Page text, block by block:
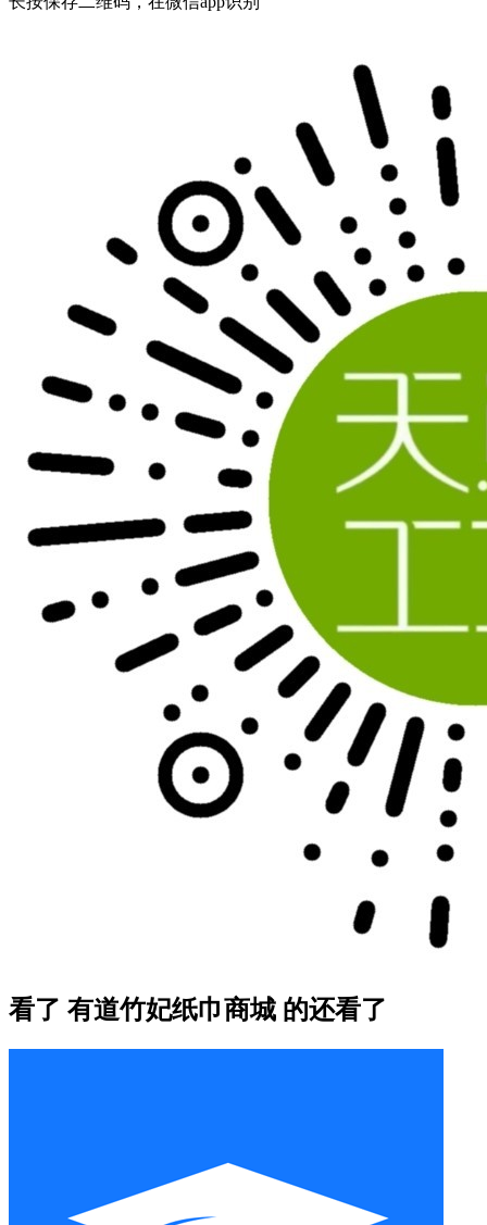
看了 有道竹妃纸巾商城 的还看了